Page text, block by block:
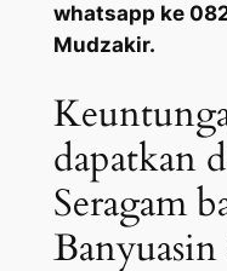
whatsapp ke
Mudzakir.
dapatkan
Seragam